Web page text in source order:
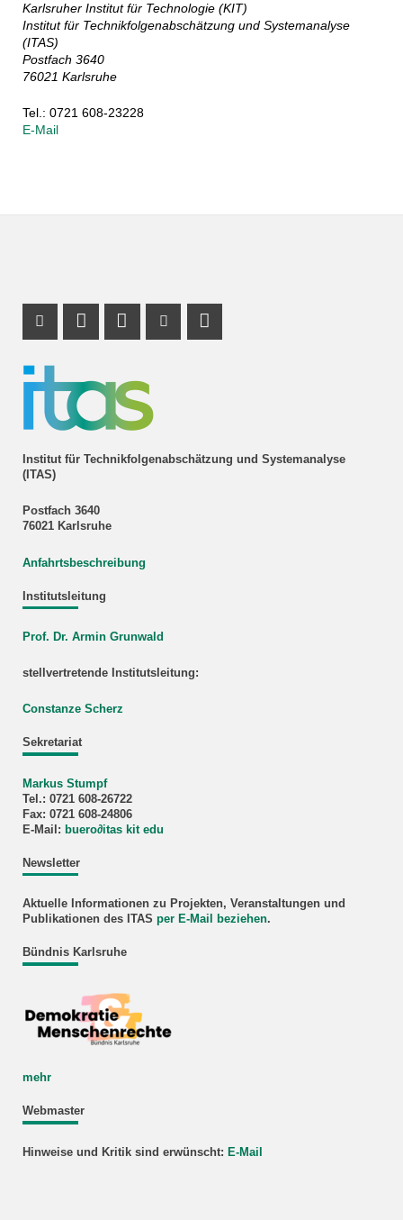
Karlsruher Institut für Technologie (KIT)
Institut für Technikfolgenabschätzung und Systemanalyse
(ITAS)
Postfach 3640
76021 Karlsruhe
Tel.: 0721 608-23228
E-Mail
Institut für Technikfolgenabschätzung und Systemanalyse
(ITAS)
Postfach 3640
76021 Karlsruhe
Anfahrtsbeschreibung
Institutsleitung
Prof. Dr. Armin Grunwald
stellvertretende Institutsleitung:
Constanze Scherz
Sekretariat
Markus Stumpf
Tel.: 0721 608-26722
Fax: 0721 608-24806
E-Mail: buero∂itas kit edu
Newsletter
Aktuelle Informationen zu Projekten, Veranstaltungen und
Publikationen des ITAS per E-Mail beziehen.
Bündnis Karlsruhe
mehr
Webmaster
Hinweise und Kritik sind erwünscht: E-Mail
Instagram Profil
Profil Mastodon
LinkedIn Profil
Youtube Profil
RSS-Link